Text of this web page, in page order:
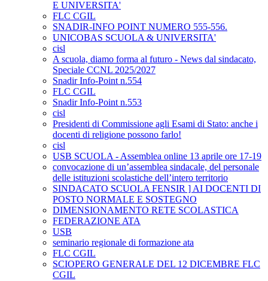
E UNIVERSITA'
FLC CGIL
SNADIR-INFO POINT NUMERO 555-556.
UNICOBAS SCUOLA & UNIVERSITA'
cisl
A scuola, diamo forma al futuro - News dal sindacato,
Speciale CCNL 2025/2027
Snadir Info-Point n.554
FLC CGIL
Snadir Info-Point n.553
cisl
Presidenti di Commissione agli Esami di Stato: anche i
docenti di religione possono farlo!
cisl
USB SCUOLA - Assemblea online 13 aprile ore 17-19
convocazione di un’assemblea sindacale, del personale
delle istituzioni scolastiche dell’intero territorio
SINDACATO SCUOLA FENSIR ] AI DOCENTI DI
POSTO NORMALE E SOSTEGNO
DIMENSIONAMENTO RETE SCOLASTICA
FEDERAZIONE ATA
USB
seminario regionale di formazione ata
FLC CGIL
SCIOPERO GENERALE DEL 12 DICEMBRE FLC
CGIL